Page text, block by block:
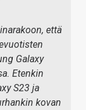
että
Galaxy
Etenkin
S23 ja
kovan